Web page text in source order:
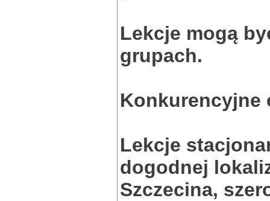
Lekcje mogą
grupach.
Konkurencyjne
Lekcje
dogodnej
Szczecina,